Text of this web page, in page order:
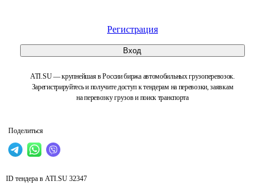
Регистрация
Вход
ATI.SU — крупнейшая в России биржа автомобильных грузоперевозок.
Зарегистрируйтесь и получите доступ к тендерам на перевозки, заявкам
на перевозку грузов и поиск транспорта
Поделиться
ID тендера в ATI.SU 32347